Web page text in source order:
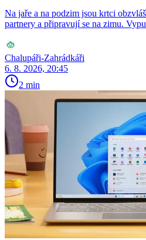
Na jaře a na podzim jsou krtci
partnery a připravují se na zimu.
Chalupáři-Zahrádkáři
6. 8. 2026, 20:45
2 min